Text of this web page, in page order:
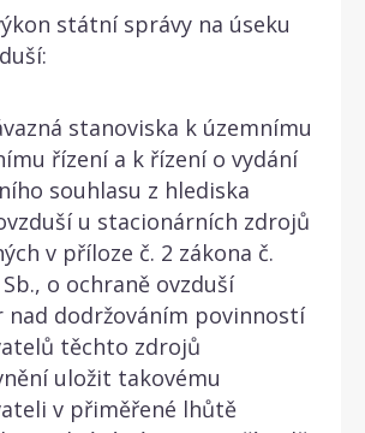
státní správy na úseku
stanoviska k územnímu
řízení a k řízení o vydání
souhlasu z hlediska
u stacionárních zdrojů
v příloze č. 2 zákona č.
o ochraně ovzduší
nad dodržováním povinností
těchto zdrojů
uložit takovému
v přiměřené lhůtě